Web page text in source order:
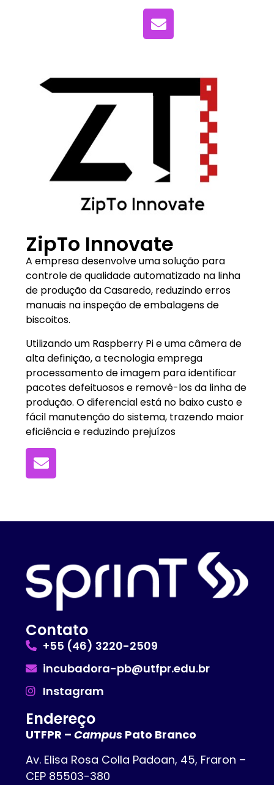
ZipTo Innovate
A empresa desenvolve uma solução para
controle de qualidade automatizado na linha
de produção da Casaredo, reduzindo erros
manuais na inspeção de embalagens de
biscoitos.
Utilizando um Raspberry Pi e uma câmera de
alta definição, a tecnologia emprega
processamento de imagem para identificar
pacotes defeituosos e removê-los da linha de
produção. O diferencial está no baixo custo e
fácil manutenção do sistema, trazendo maior
eficiência e reduzindo prejuízos
Contato
+55 (46) 3220-2509
incubadora-pb@utfpr.edu.br
Instagram
Endereço
UTFPR –Campus Pato Branco
Av. Elisa Rosa Colla Padoan, 45, Fraron –
CEP 85503-380